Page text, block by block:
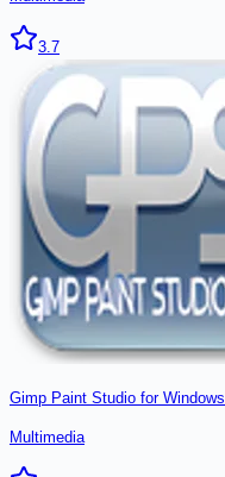
3.7
Gimp Paint Studio for Windows
Multimedia